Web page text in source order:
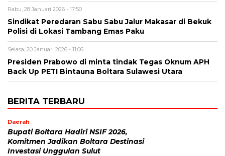
Rabu, 28 Januari 2026 - 17:50
Sindikat Peredaran Sabu Sabu Jalur Makasar di Bekuk
Polisi di Lokasi Tambang Emas Paku
Selasa, 20 Januari 2026 - 11:06
Presiden Prabowo di minta tindak Tegas Oknum APH
Back Up PETI Bintauna Boltara Sulawesi Utara
BERITA TERBARU
Daerah
Bupati Boltara Hadiri NSIF 2026,
Komitmen Jadikan Boltara Destinasi
Investasi Unggulan Sulut